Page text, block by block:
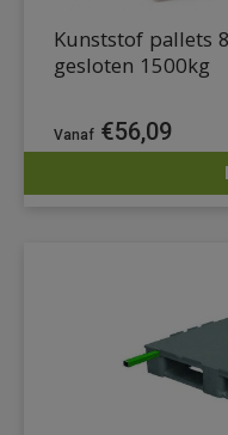
Kunststof pallets
gesloten 1500kg
€56,09